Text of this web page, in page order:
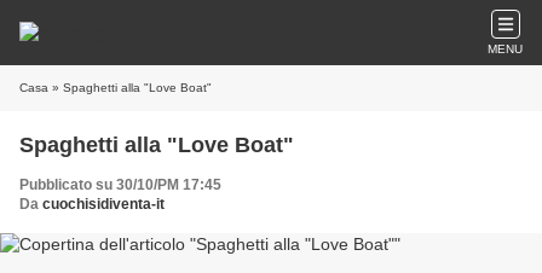
MENU
Casa » Spaghetti alla "Love Boat"
Spaghetti alla "Love Boat"
Pubblicato su 30/10/PM 17:45
Da cuochisidiventa-it